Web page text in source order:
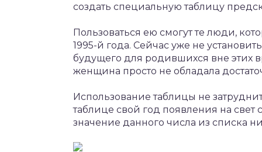
создать специальную таблицу
Пользоваться ею смогут те люди,
1995-й года. Сейчас уже не
будущего для родившихся вне этих
женщина просто не обладала
Использование таблицы не
таблице свой год появления на свет
значение данного числа из списка